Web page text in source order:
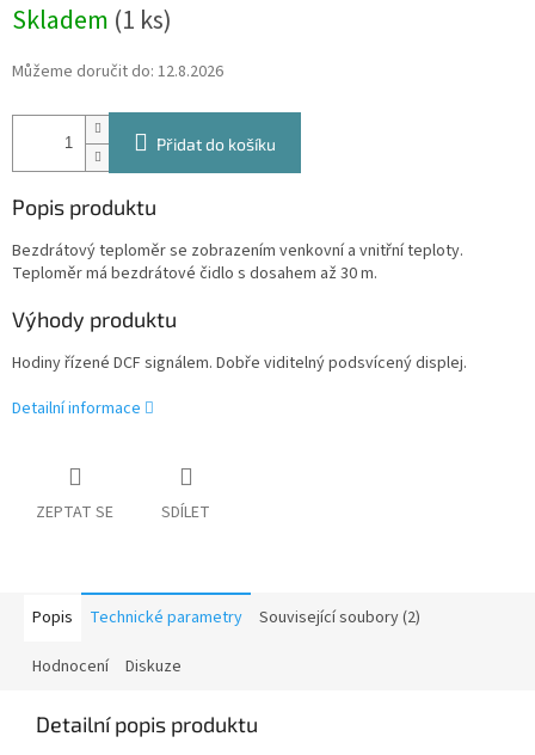
cena:
Skladem (1 ks)
Můžeme doručit do: 12.8.2026
Přidat do košíku
Popis produktu
Bezdrátový teploměr se zobrazením venkovní a vnitřní teploty.
Teploměr má bezdrátové čidlo s dosahem až 30 m.
Výhody produktu
Hodiny řízené DCF signálem. Dobře viditelný podsvícený displej.
Detailní informace
ZEPTAT SE SDÍLET
Popis Technické parametry Související soubory (2)
Hodnocení Diskuze
Detailní popis produktu